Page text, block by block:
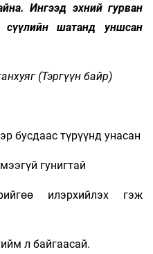
Ингээд эхний гурван
сүүлийн шатанд уншсан
(Тэргүүн байр)
бусдаас түрүүнд унасан
гунигтай
илэрхийлэх гэж
л байгаасай.